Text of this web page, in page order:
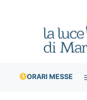
ORARI MESSE